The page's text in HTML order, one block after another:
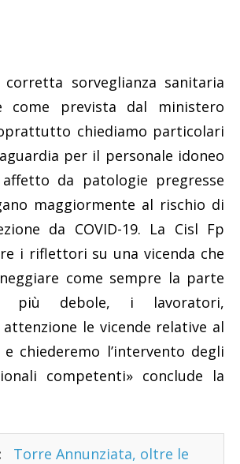
corretta sorveglianza sanitaria
come prevista dal ministero
chiediamo particolari
per il personale idoneo
da patologie pregresse
maggiormente al rischio di
da COVID-19. La Cisl Fp
i riflettori su una vicenda che
come sempre la parte
più debole, i lavoratori,
attenzione le vicende relative al
e chiederemo l’intervento degli
competenti» conclude la
Torre Annunziata, oltre le